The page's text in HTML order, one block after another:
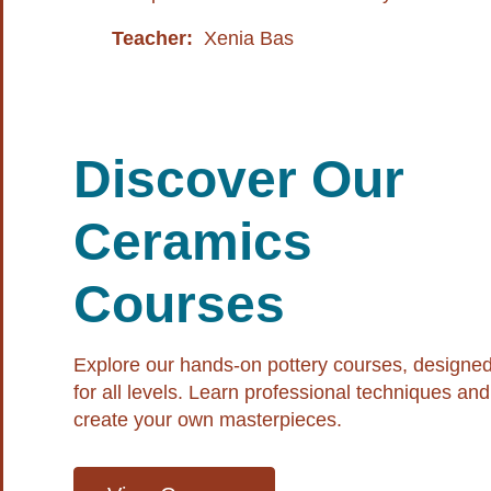
Teacher: Xenia Bas
Discover Our
Ceramics
Courses
Explore our hands-on pottery courses,
for all levels. Learn professional techniques and
create your own masterpieces.